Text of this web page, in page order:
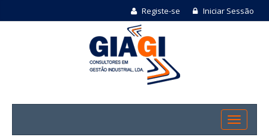
Registe-se Iniciar Sessão